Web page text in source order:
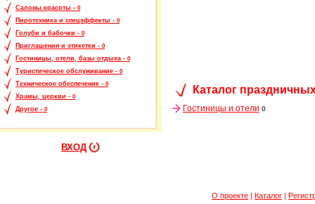
Салоны красоты - 0
Пиротехника и спецэффекты - 0
Голуби и бабочки - 0
Приглашения и этикетки - 0
Гостиницы, отели, базы отдыха - 0
Туристическое обслуживание - 0
Техническое обеспечение - 0
Храмы, церкви - 0
Другое - 0
ВХОД
Каталог
Гостиницы и отели 0
О проекте Каталог